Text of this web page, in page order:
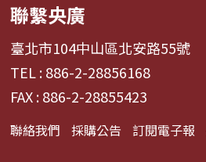
聯繫央廣
臺北市104中山區北安路55號
TEL : 886-2-28856168
FAX : 886-2-28855423
聯絡我們 採購公告 訂閱電子報